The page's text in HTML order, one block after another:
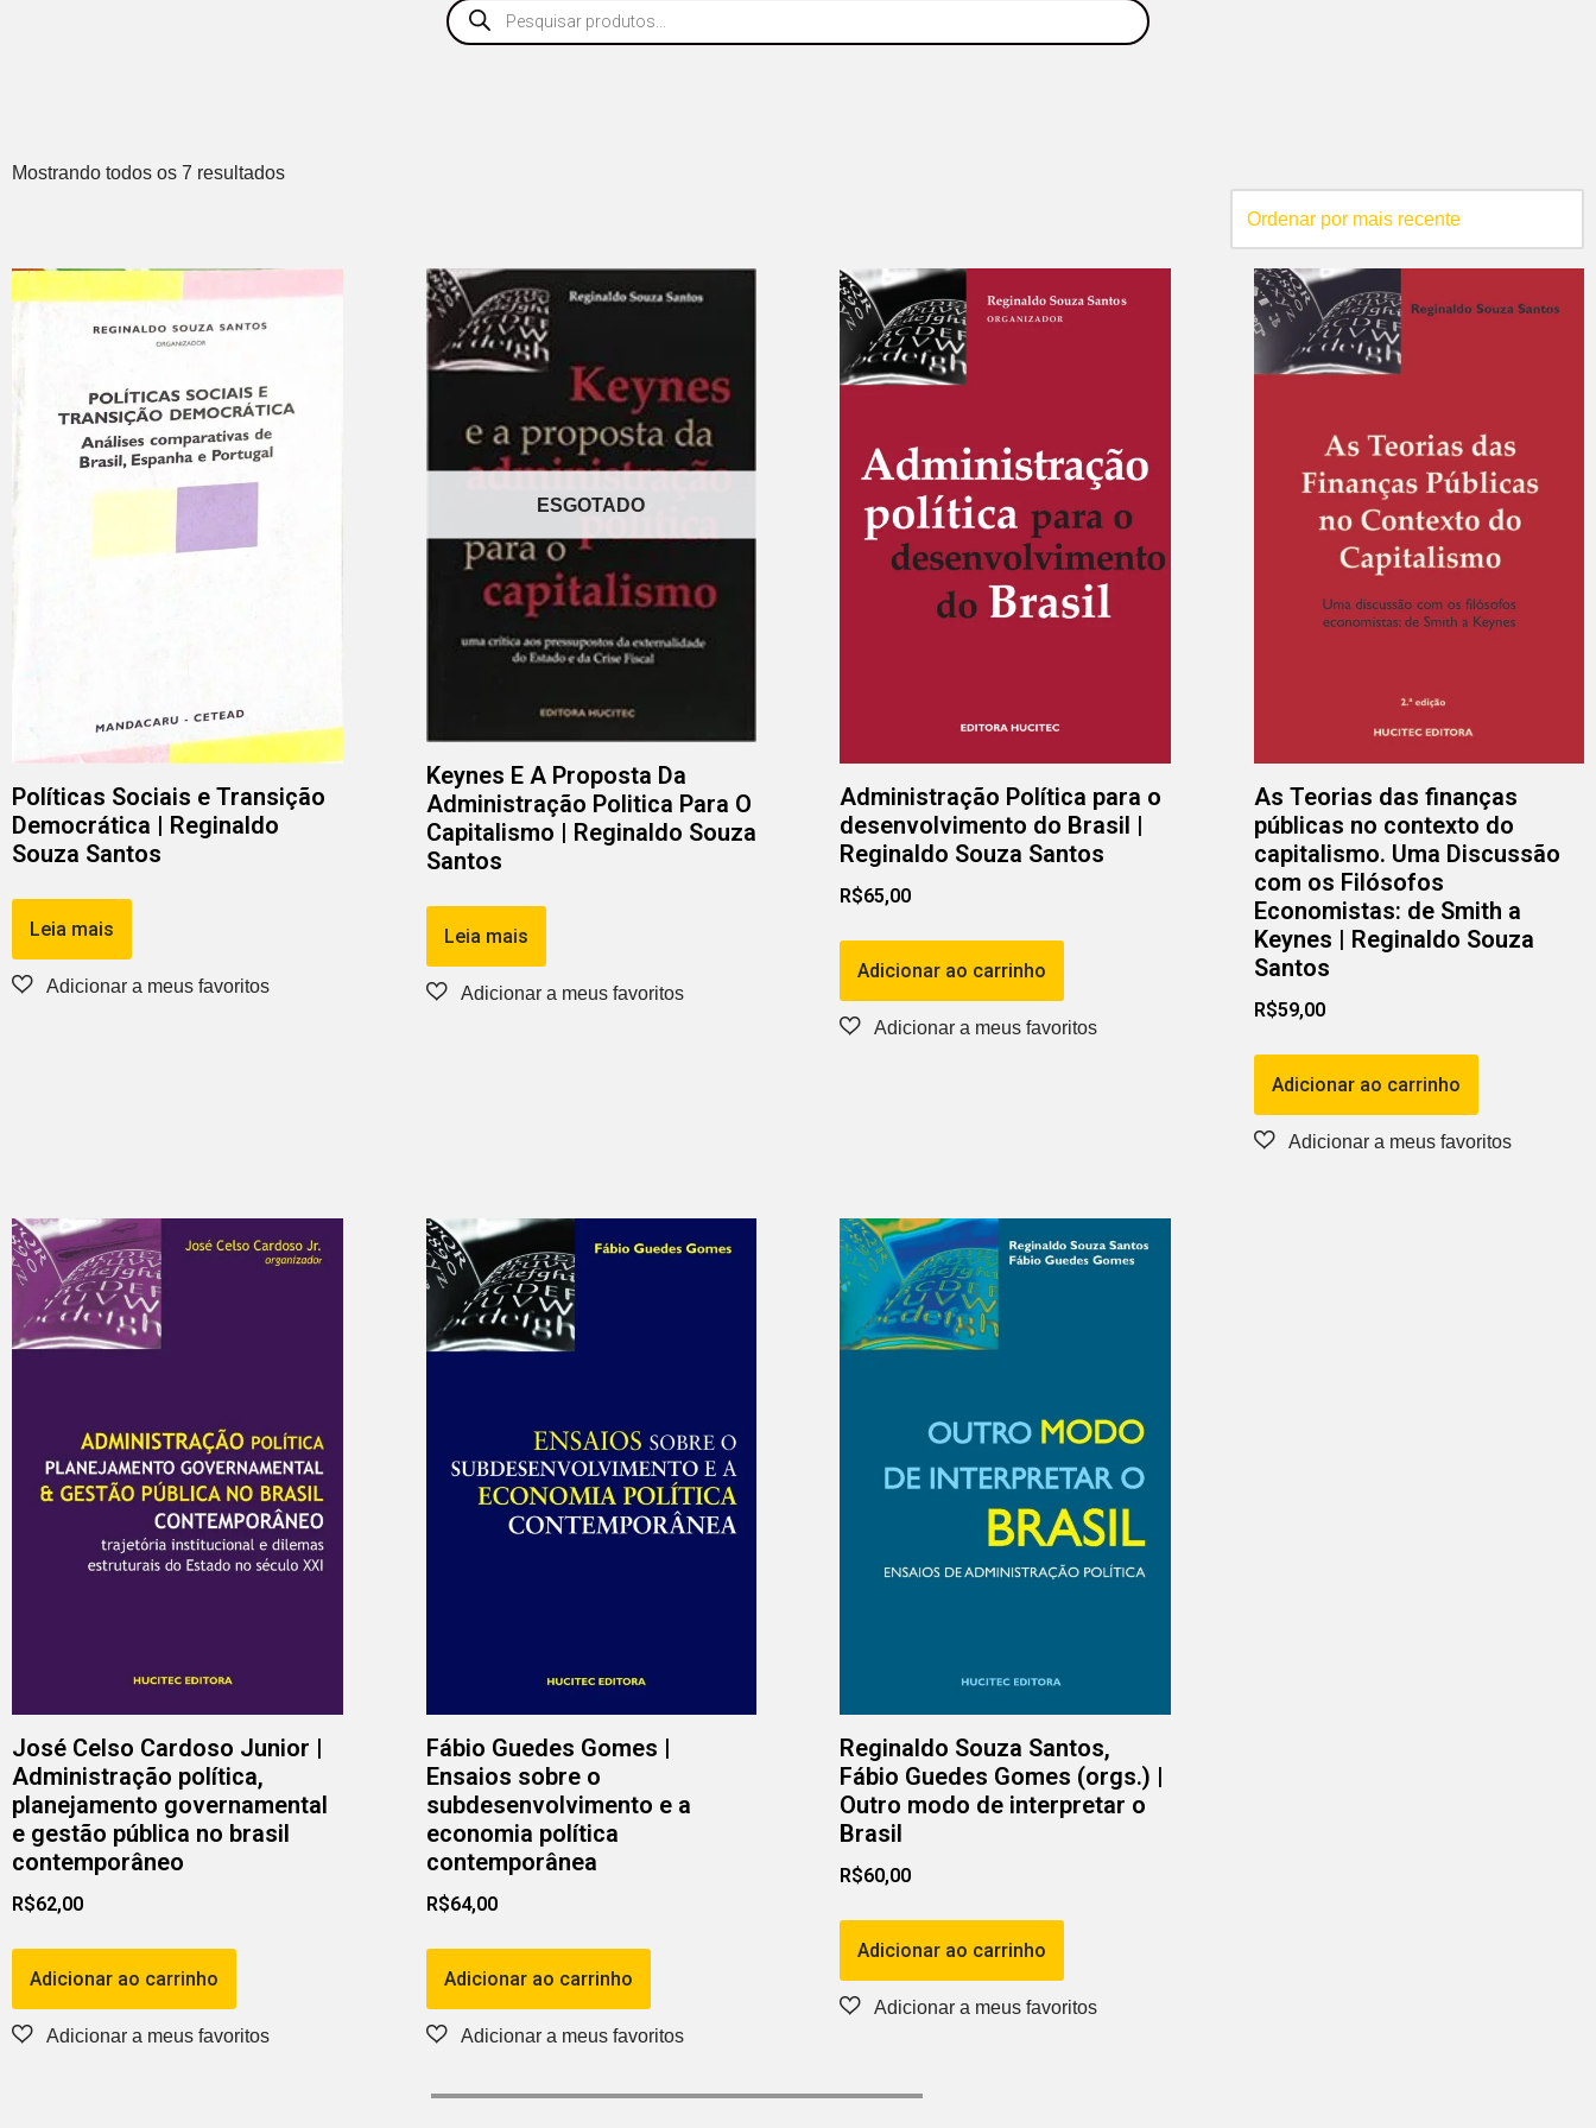
Mostrando todos os 7 resultados
Políticas Sociais e Transição
Democrática | Reginaldo
Souza Santos
Leia mais
ESGOTADO
Keynes E A Proposta Da
Administração Politica Para O
Capitalismo | Reginaldo Souza
Santos
Leia mais
Administração Política para o
desenvolvimento do Brasil |
Reginaldo Souza Santos
R$65,00
Adicionar ao carrinho
As Teorias das finanças
públicas no contexto do
capitalismo. Uma Discussão
com os Filósofos
Economistas: de Smith a
Keynes | Reginaldo Souza
Santos
R$59,00
Adicionar ao carrinho
José Celso Cardoso Junior |
Administração política,
planejamento governamental
e gestão pública no brasil
contemporâneo
R$62,00
Adicionar ao carrinho
Fábio Guedes Gomes |
Ensaios sobre o
subdesenvolvimento e a
economia política
contemporânea
R$64,00
Adicionar ao carrinho
Reginaldo Souza Santos,
Fábio Guedes Gomes (orgs.) |
Outro modo de interpretar o
Brasil
R$60,00
Adicionar ao carrinho